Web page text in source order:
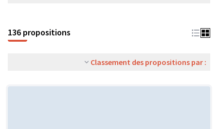
136 propositions
Classement des propositions par :